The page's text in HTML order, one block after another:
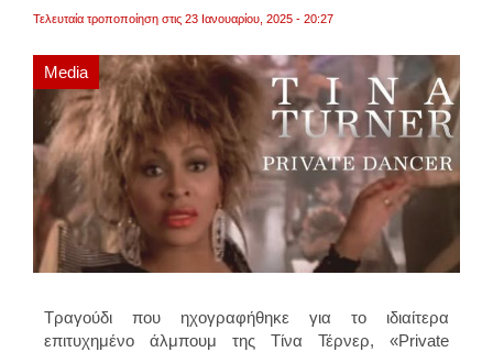
Τελευταία τροποποίηση στις 23 Ιανουαρίου, 2025 - 20:27
Media
Τραγούδι που ηχογραφήθηκε για το ιδιαίτερα
επιτυχημένο άλμπουμ της Τίνα Τέρνερ, «Private